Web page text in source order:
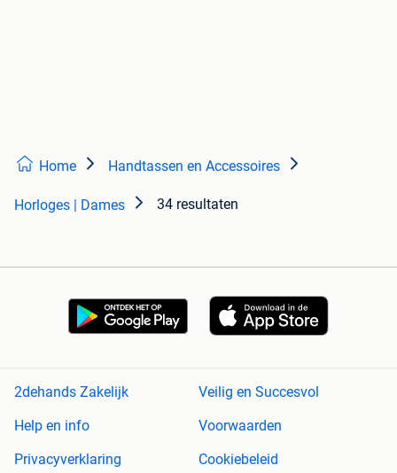
Home Handtassen en Accessoires
Horloges | Dames 34 resultaten
2dehands Zakelijk
Veilig en Succesvol
Help en info
Voorwaarden
Privacyverklaring
Cookiebeleid